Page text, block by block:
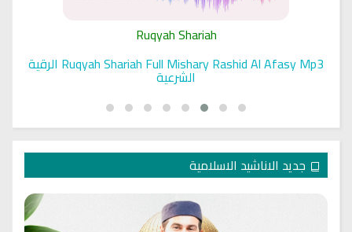
Ruqyah Shariah
Ruqyah Shariah Full Mishary Rashid Al Afasy Mp3 الرقية
الشرعية
جديد الاناشيد الاسلامية